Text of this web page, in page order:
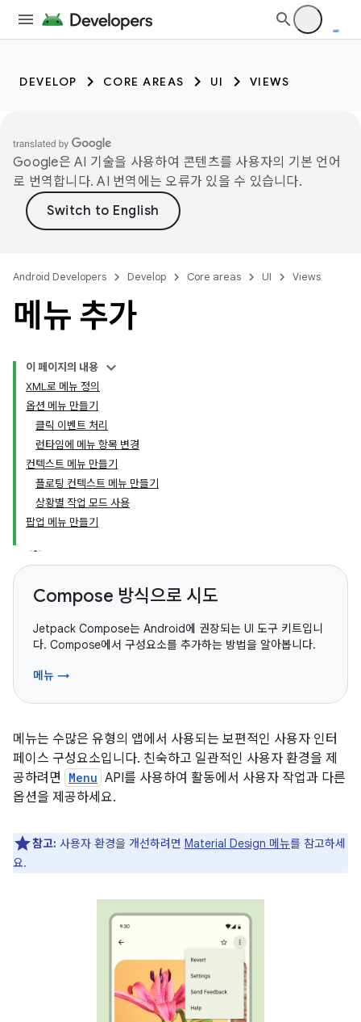
DEVELOP CORE AREAS UI VIEWS
Google은 AI 기술을 사용하여 콘텐츠를 사용자의 기본 언어
로 번역합니다. AI 번역에는 오류가 있을 수 있습니다.
Android Developers Develop Core areas UI Views
메뉴 추가
이 페이지의 내용
XML로 메뉴 정의
옵션 메뉴 만들기
클릭 이벤트 처리
런타임에 메뉴 항목 변경
컨텍스트 메뉴 만들기
플로팅 컨텍스트 메뉴 만들기
상황별 작업 모드 사용
팝업 메뉴 만들기
Compose 방식으로 시도
Jetpack Compose는 Android에 권장되는 UI 도구 키트입니
다. Compose에서 구성요소를 추가하는 방법을 알아봅니다.
메뉴 →
메뉴는 수많은 유형의 앱에서 사용되는 보편적인 사용자 인터
페이스 구성요소입니다. 친숙하고 일관적인 사용자 환경을 제
공하려면
Menu API를 사용하여 활동에서 사용자 작업과 다른
옵션을 제공하세요.
참고: 사용자 환경을 개선하려면 Material Design 메뉴를 참고하세
요.